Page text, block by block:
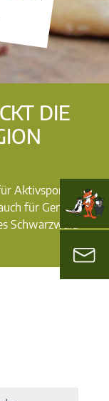
DIE
Aktivsportler,
für Genießer
Schwarzwald-